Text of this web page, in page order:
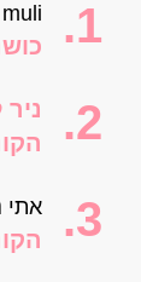
muli
ניר
אתי